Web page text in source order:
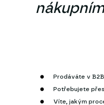
Prodáváte v
Potřebujete
Víte, jakým